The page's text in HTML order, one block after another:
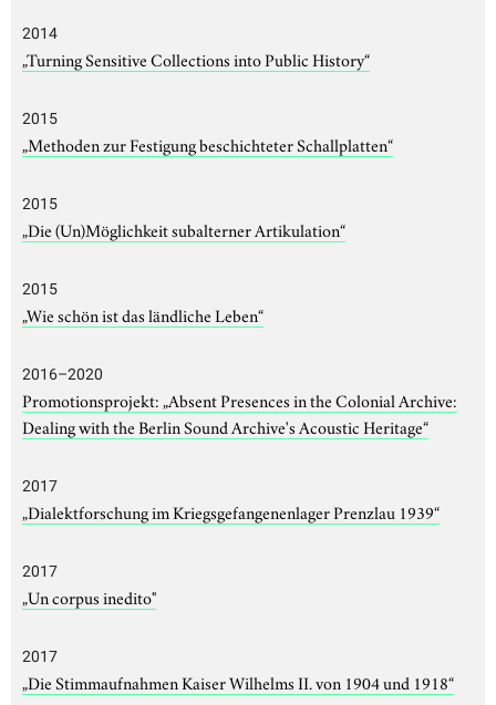
2014
„Turning Sensitive Collections into Public History“
2015
„Methoden zur Festigung beschichteter Schallplatten“
2015
„Die (Un)Möglichkeit subalterner Artikulation“
2015
„Wie schön ist das ländliche Leben“
2016–2020
Promotionsprojekt: „Absent Presences in the Colonial Archive:
Dealing with the Berlin Sound Archive's Acoustic Heritage“
2017
„Dialektforschung im Kriegsgefangenenlager Prenzlau 1939“
2017
„Un corpus inedito"
2017
„Die Stimmaufnahmen Kaiser Wilhelms II. von 1904 und 1918“